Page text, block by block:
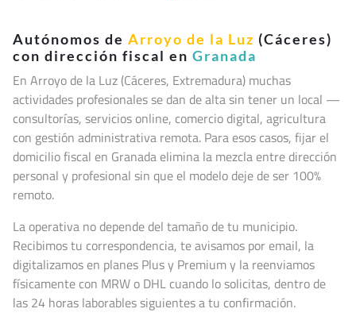
Autónomos de Arroyo de la Luz (Cáceres)
con dirección fiscal en Granada
En Arroyo de la Luz (Cáceres, Extremadura) muchas
actividades profesionales se dan de alta sin tener un local —
consultorías, servicios online, comercio digital, agricultura
con gestión administrativa remota. Para esos casos, fijar el
domicilio fiscal en Granada elimina la mezcla entre dirección
personal y profesional sin que el modelo deje de ser 100%
remoto.
La operativa no depende del tamaño de tu municipio.
Recibimos tu correspondencia, te avisamos por email, la
digitalizamos en planes Plus y Premium y la reenviamos
físicamente con MRW o DHL cuando lo solicitas, dentro de
las 24 horas laborables siguientes a tu confirmación.